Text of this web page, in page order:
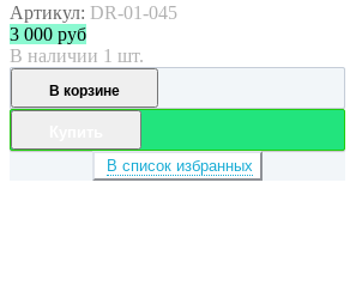
Артикул: DR-01-045
3 000 руб
В наличии 1 шт.
В корзине
В список избранных